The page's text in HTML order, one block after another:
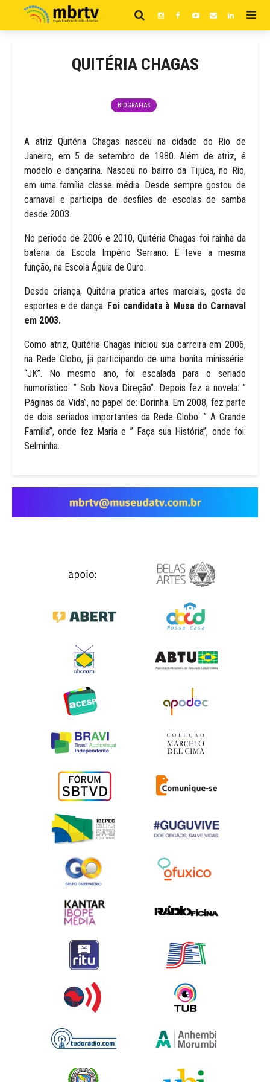
QUITÉRIA CHAGAS
BIOGRAFIAS
A atriz Quitéria Chagas nasceu na cidade do Rio de
Janeiro, em 5 de setembro de 1980. Além de atriz, é
modelo e dançarina. Nasceu no bairro da Tijuca, no Rio,
em uma família classe média. Desde sempre gostou de
carnaval e participa de desfiles de escolas de samba
desde 2003.
No período de 2006 e 2010, Quitéria Chagas foi rainha da
bateria da Escola Império Serrano. E teve a mesma
função, na Escola Águia de Ouro.
Desde criança, Quitéria pratica artes marciais, gosta de
esportes e de dança. Foi candidata à Musa do Carnaval
em 2003.
Como atriz, Quitéria Chagas iniciou sua carreira em 2006,
na Rede Globo, já participando de uma bonita minissérie:
“JK”. No mesmo ano, foi escalada para o seriado
humorístico: ” Sob Nova Direção”. Depois fez a novela: ”
Páginas da Vida”, no papel de: Dorinha. Em 2008, fez parte
de dois seriados importantes da Rede Globo: ” A Grande
Família”, onde fez Maria e ” Faça sua História”, onde foi:
Selminha.